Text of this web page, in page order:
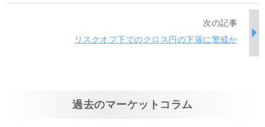
次の記事
リスクオフ下でのクロス円の下落に警戒か
過去のマーケットコラム